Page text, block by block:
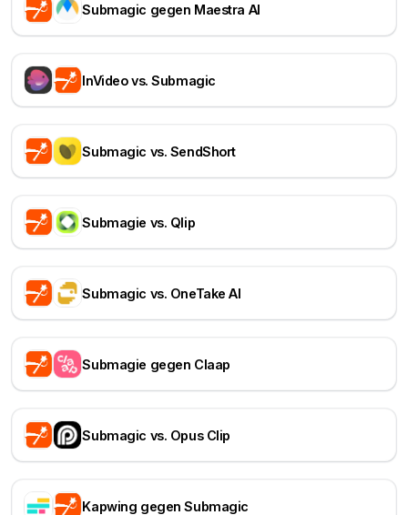
Submagic gegen Maestra AI
InVideo vs. Submagic
Submagic vs. SendShort
Submagie vs. Qlip
Submagic vs. OneTake AI
Submagie gegen Claap
Submagic vs. Opus Clip
Kapwing gegen Submagic